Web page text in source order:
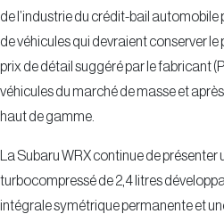
de l’industrie du crédit-bail
de véhicules qui devraient conserver le
prix de détail suggéré par le fabricant
véhicules du marché de masse et
haut de gamme.
La Subaru WRX continue de présenter
turbocompressé de 2,4 litres
intégrale symétrique permanente et